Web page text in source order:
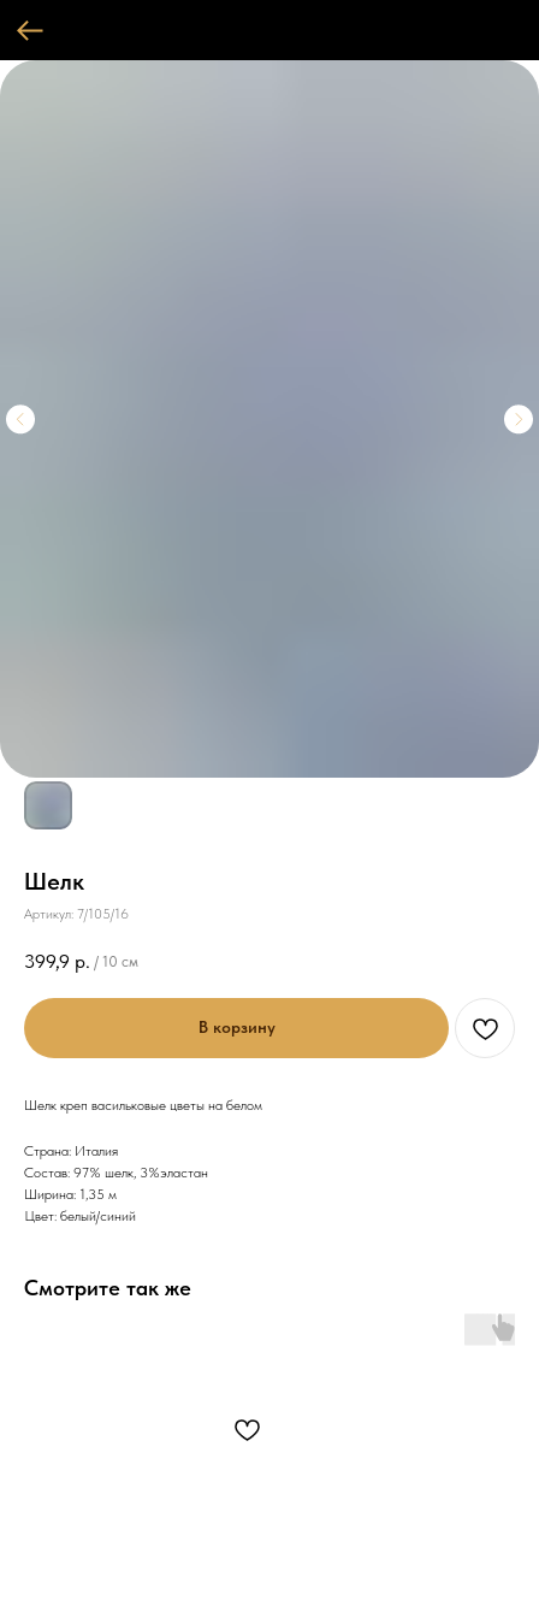
Шелк
Артикул: 7/105/16
399,9 р. / 10 см
В корзину
Шелк креп васильковые цветы на белом
Страна: Италия
Состав: 97% шелк, 3%эластан
Ширина: 1,35 м
Цвет: белый/синий
Смотрите так же